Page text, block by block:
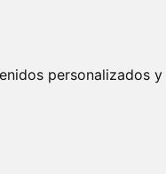
personalizados y